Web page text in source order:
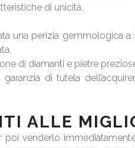
di unicità.
una perizia gemmologica
di diamanti e pietre
di tutela
ALLE
poi venderlo